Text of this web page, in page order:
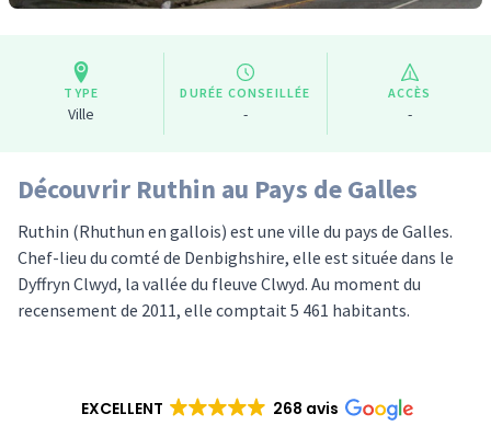
TYPE
Ville
DURÉE CONSEILLÉE
-
ACCÈS
-
Découvrir Ruthin au Pays de Galles
Ruthin (Rhuthun en gallois) est une ville du pays de Galles.
Chef-lieu du comté de Denbighshire, elle est située dans le
Dyffryn Clwyd, la vallée du fleuve Clwyd. Au moment du
recensement de 2011, elle comptait 5 461 habitants.
EXCELLENT 268 avis